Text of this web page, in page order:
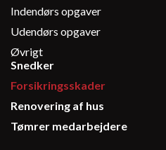
Indendørs opgaver
Udendørs opgaver
Øvrigt
Snedker
Forsikringsskader
Renovering af hus
Tømrer medarbejdere